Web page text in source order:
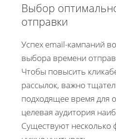
Выбор
отправки
Успех email-кампаний
выбора времени
Чтобы повысить
рассылок, важно
подходящее время для
целевая аудитория
Существуют несколько